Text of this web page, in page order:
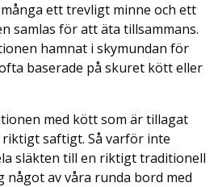
ett trevligt minne och ett
samlas för att äta tillsammans.
hamnat i skymundan för
baserade på skuret kött eller
med kött som är tillagat
saftigt. Så varför inte
släkten till en riktigt traditionell
något av våra runda bord med